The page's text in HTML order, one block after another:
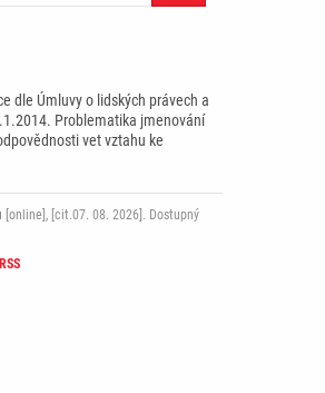
dle Úmluvy o lidských právech a
Problematika jmenování
vet vztahu ke
[online], [cit.07. 08. 2026]. Dostupný
RSS